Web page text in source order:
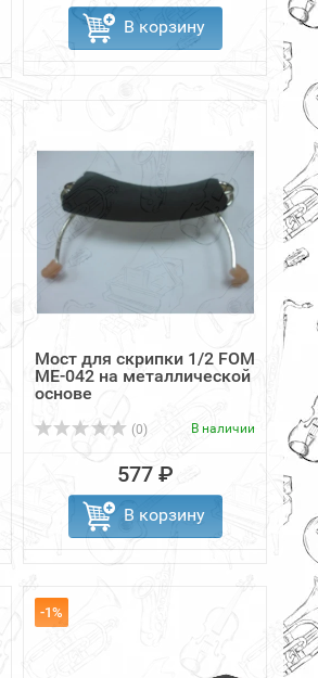
В корзину
Мост для скрипки 1/2 FOM
ME-042 на металлической
основе
(0) В наличии
577 ₽
В корзину
-1%